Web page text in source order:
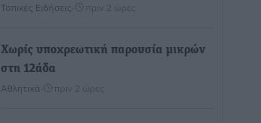
Τοπικές Ειδήσεις πριν 2 ώρες
Χωρίς υποχρεωτική παρουσία μικρών
στη 12άδα
Αθλητικά πριν 2 ώρες